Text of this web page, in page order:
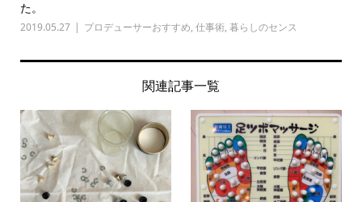
た。
2019.05.27 プロデューサーおすすめ, 仕事術, 暮らしのセンス
関連記事一覧